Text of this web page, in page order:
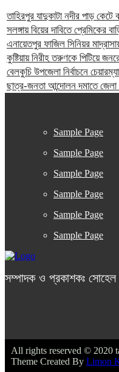
তাহিরপুর যাদুকাটা নদীর পাড়
সলঙ্গায় বিয়ের দাবিতে প্রেমিকের
এনায়েতপুর ফাজিল সিনিয়র
কুষ্টিয়ায় নিরীহ তরুণকে পিটিয়ে
বেলকুচি উপজেলা নির্বাচনে
ছাত্র-জনতা আন্দোলন দমাতে জেলা
Sample Page
Sample Page
Sample Page
Sample Page
Sample Page
Sample Page
সম্পাদক ও প্রকাশকঃ সোহেল
All rights reserved © 2020
Theme Created By Limon